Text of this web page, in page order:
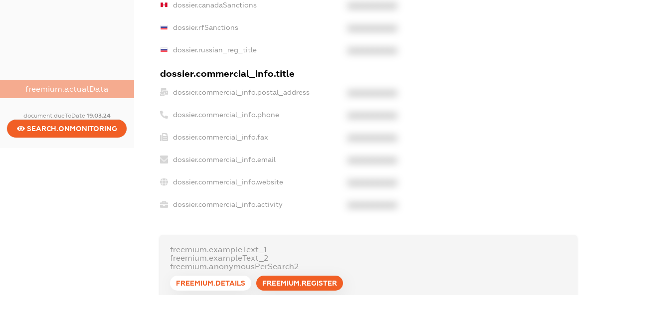
freemium.actualData
document.dueToDate 19.03.24
SEARCH.ONMONITORING
dossier.canadaSanctions
dossier.rfSanctions
dossier.russian_reg_title
dossier.commercial_info.title
dossier.commercial_info.postal_address
dossier.commercial_info.phone
dossier.commercial_info.fax
dossier.commercial_info.email
dossier.commercial_info.website
dossier.commercial_info.activity
freemium.exampleText_1
freemium.exampleText_2
freemium.anonymousPerSearch2
FREEMIUM.DETAILS FREEMIUM.REGISTER